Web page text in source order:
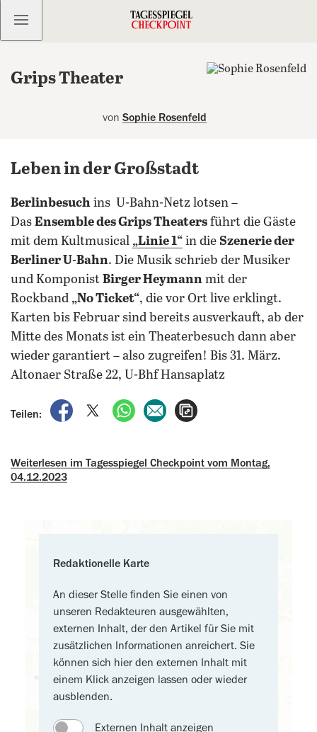
Kostenlos anmelden
Grips Theater
von Sophie Rosenfeld
Leben in der Großstadt
Berlinbesuch ins U-Bahn-Netz lotsen –
Das Ensemble des Grips Theaters führt die Gäste
mit dem Kultmusical „Linie 1“ in die Szenerie der
Berliner U-Bahn. Die Musik schrieb der Musiker
und Komponist Birger Heymann mit der
Rockband „No Ticket“, die vor Ort live erklingt.
Karten bis Februar sind bereits ausverkauft, ab der
Mitte des Monats ist ein Theaterbesuch dann aber
wieder garantiert – also zugreifen! Bis 31. März.
Altonaer Straße 22, U-Bhf Hansaplatz
Teilen:
auf Facebook teilen
auf X teilenper WhatsApp teilen
per E-Mail teilen
Weiterlesen im Tagesspiegel Checkpoint vom Montag,
04.12.2023
Redaktionelle Karte
An dieser Stelle finden Sie einen von
unseren Redakteuren ausgewählten,
externen Inhalt, der den Artikel für Sie mit
zusätzlichen Informationen anreichert. Sie
können sich hier den externen Inhalt mit
einem Klick anzeigen lassen oder wieder
ausblenden.
Externen Inhalt anzeigen